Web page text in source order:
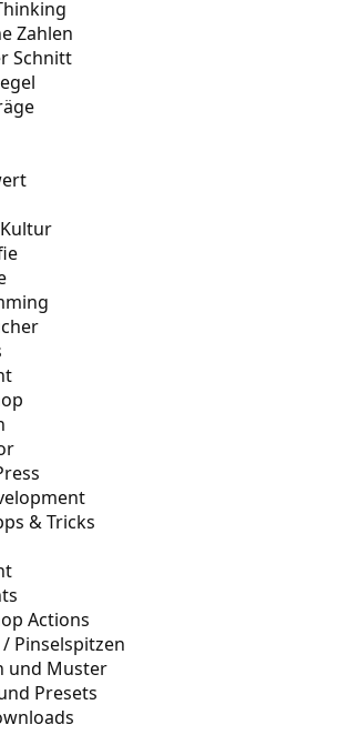
Zahlen
Schnitt
& Tricks
Actions
Pinselspitzen
und Muster
Presets